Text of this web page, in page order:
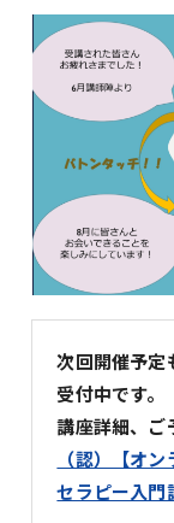
次回開催予定
受付中です。
講座詳細、ご
（認）【オ
セラピー入門